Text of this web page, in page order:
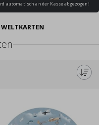
automatisch an der Kasse abgezogen!
WELTKARTEN